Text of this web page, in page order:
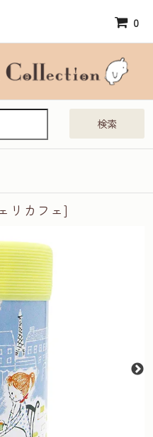
0
検索
リカフェ]